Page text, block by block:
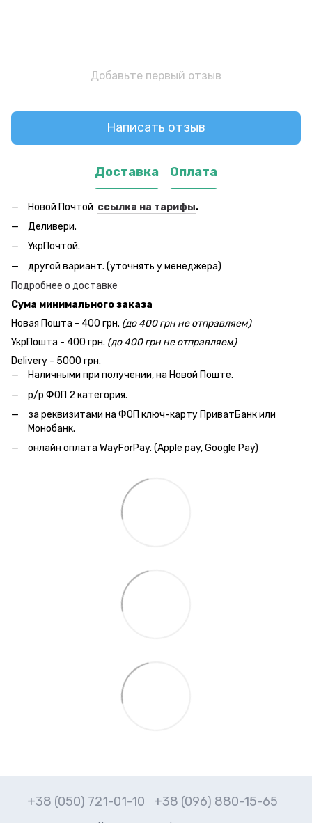
Добавьте первый отзыв
Написать отзыв
Доставка Оплата
Новой Почтой ссылка на тарифы.
Деливери.
УкрПочтой.
другой вариант. (уточнять у менеджера)
Подробнее о доставке
Сума минимального заказа
Новая Пошта - 400 грн. (до 400 грн не отправляем)
УкрПошта - 400 грн. (до 400 грн не отправляем)
Delivery - 5000 грн.
Наличными при получении, на Новой Поште.
р/р ФОП 2 категория.
за реквизитами на ФОП ключ-карту ПриватБанк или
Монобанк.
онлайн оплата WayForPay. (Apple pay, Google Pay)
+38 (050) 721-01-10 +38 (096) 880-15-65